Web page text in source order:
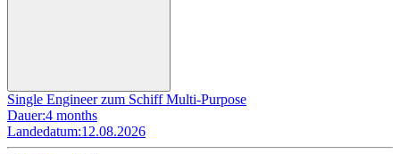
Single Engineer zum Schiff Multi-Purpose
Dauer:4 months
Landedatum:12.08.2026